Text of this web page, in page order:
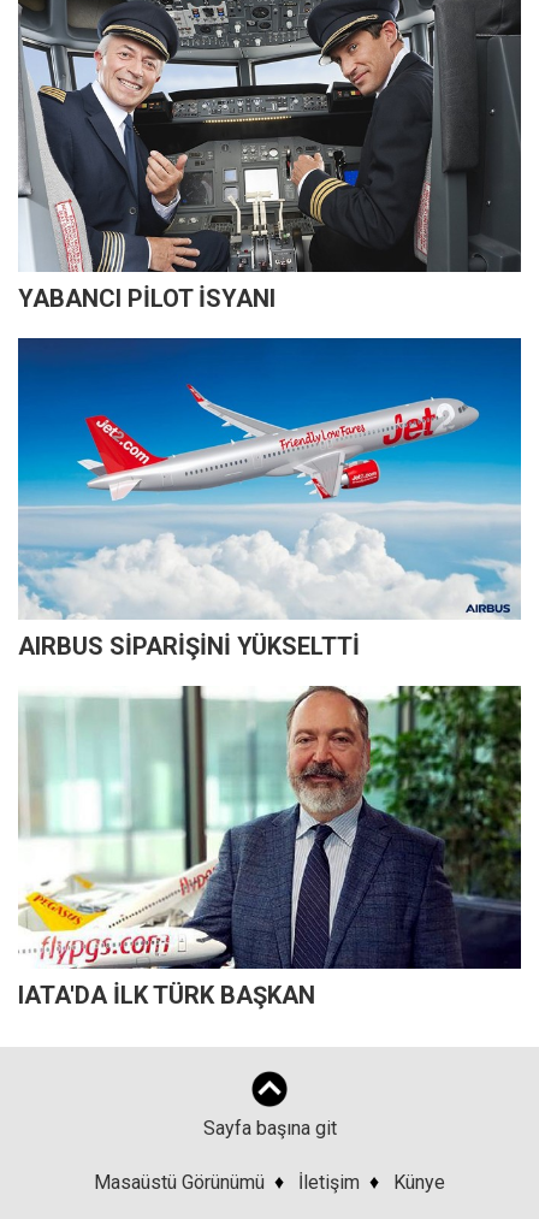
YABANCI PİLOT İSYANI
AIRBUS SİPARİŞİNİ YÜKSELTTİ
IATA'DA İLK TÜRK BAŞKAN
Sayfa başına git
Masaüstü Görünümü ♦ İletişim ♦ Künye